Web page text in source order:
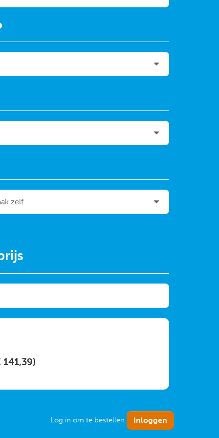
Log in om te bestellen